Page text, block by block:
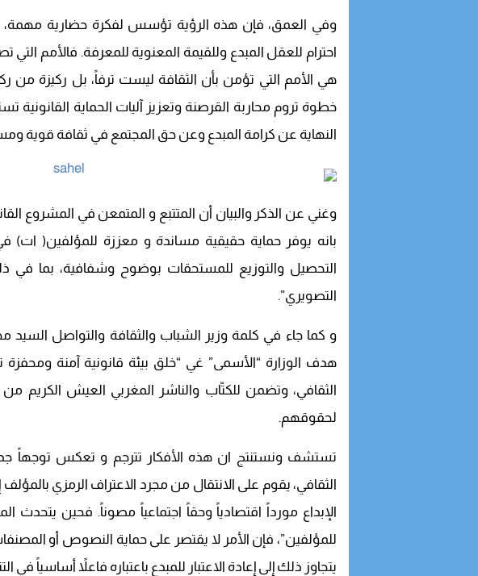
وفي العمق، فإن هذه الرؤية تؤسس لفكرة حضارية
احترام للعقل المبدع وللقيمة المعنوية للمعرفة. فالأمم التي
هي الأمم التي تؤمن بأن الثقافة ليست ترفاً، بل ركيزة من
خطوة تروم محاربة القرصنة وتعزيز آليات الحماية القانونية
النهاية عن كرامة المبدع وعن حق المجتمع في ثقافة قوية
وغني عن الذكر والبيان أن المتتبع و المتمعن في المشروع
بانه يوفر حماية حقيقية مساندة و معززة للمؤلفين( ات)
التحصيل والتوزيع للمستحقات بوضوح وشفافية، بما
التصويري”.
و كما جاء في كلمة وزير الشباب والثقافة والتواصل السيد
هدف الوزارة “الأسمى” غي “خلق بيئة قانونية آمنة
الثقافي، وتضمن للكتّاب والناشر المغربي العيش الكريم
لحقوقهم.
تستشف ونستنتج ان هذه الأفكار تترجم و تعكس توجهاً
الثقافي، يقوم على الانتقال من مجرد الاعتراف الرمزي
الإبداع مورداً اقتصادياً وحقاً اجتماعياً مصوناً. فحين يتحدث
للمؤلفين”، فإن الأمر لا يقتصر على حماية النصوص أو
يتجاوز ذلك إلى إعادة الاعتبار للمبدع باعتباره فاعلاً أساسياً في